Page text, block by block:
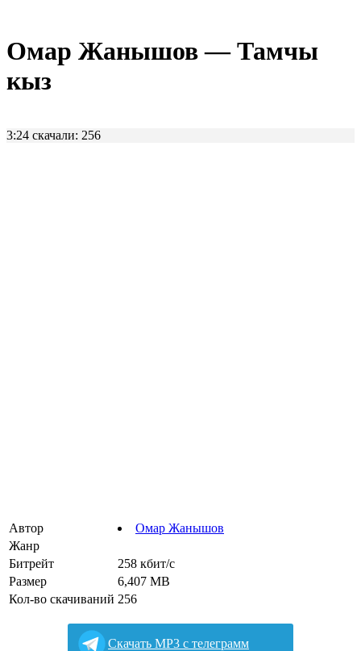
Омар Жанышов — Тамчы
кыз
3:24 скачали: 256
Автор
Омар Жанышов
Жанр
Битрейт
258 кбит/с
Размер
6,407 MB
Кол-во скачиваний 256
Cкачать MP3 с телеграмм